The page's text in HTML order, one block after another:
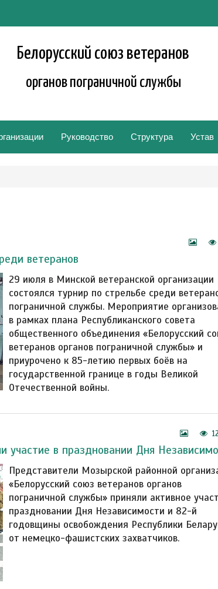
Белорусский союз ветеранов
органов пограничной службы
Руководство Структура Устав
ветеранов
29 июля в Минской ветеранской организации
состоялся турнир по стрельбе среди
пограничной службы. Мероприятие
в рамках плана Республиканского совета
общественного объединения «Белорусский
ветеранов органов пограничной службы» и
приурочено к 85-летию первых боёв на
государственной границе в годы Великой
Отечественной войны.
участие в праздновании Дня
Представители Мозырской районной
«Белорусский союз ветеранов органов
пограничной службы» приняли активное
праздновании Дня Независимости и 82-й
годовщины освобождения Республики
от немецко-фашистских захватчиков.